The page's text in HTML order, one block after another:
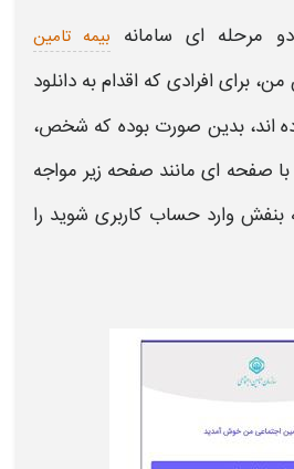
مرحله ای سامانه بیمه تامین
من، برای افرادی که اقدام به دانلود
اند، بدین صورت بوده که شخص،
صفحه ای مانند صفحه زیر مواجه
بنفش وارد حساب کاربری شوید را